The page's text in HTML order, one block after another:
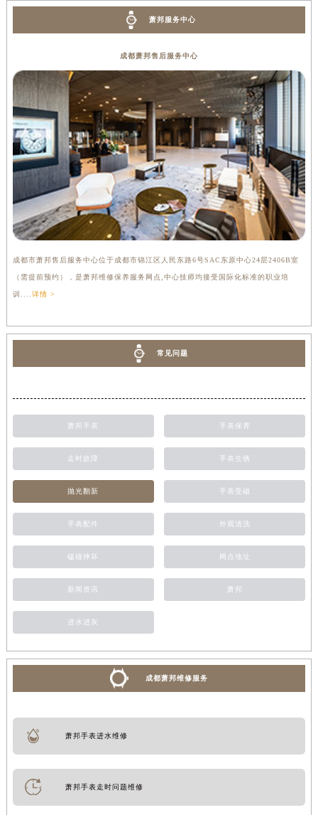
萧邦服务中心
成都萧邦售后服务中心
成都市萧邦售后服务中心位于成都市锦江区人民东路6号SAC东原中心24层2406B室
（需提前预约），是萧邦维修保养服务网点,中心技师均接受国际化标准的职业培
训.... 详情 >
常见问题
萧邦手表 手表保养
走时故障 手表生锈
抛光翻新 手表受磁
手表配件 外观清洗
磕碰摔坏 网点地址
新闻资讯 萧邦
进水进灰
成都萧邦维修服务
萧邦手表进水维修
萧邦手表走时问题维修